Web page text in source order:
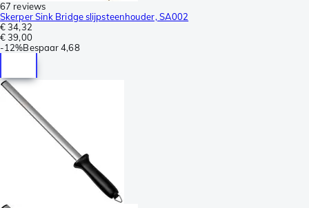
67 reviews
Skerper Sink Bridge slijpsteenhouder, SA002
€ 34,32
€ 39,00
-12%Bespaar 4,68